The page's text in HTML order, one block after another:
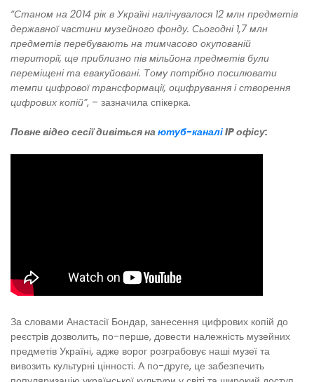
“Станом на 2014 рік в Україні налічувалося 12 млн предметів
державної частини музейного фонду. Сьогодні 1,7 млн
предметів перебувають на тимчасово окупованій
території, ще приблизно пів мільйона предметів були
переміщені та евакуйовані. Тому потрібно посилювати
темпи цифрової трансформації, оцифрування і створення
цифрових копій”, – зазначила спікерка.
Повне відео сесії дивіться наютуб-каналіIP офісу:
За словами Анастасії Бондар, занесення цифрових копій до
реєстрів дозволить, по-перше, довести належність музейних
предметів Україні, адже ворог розграбовує наші музеї та
вивозить культурні цінності. А по-друге, це забезпечить